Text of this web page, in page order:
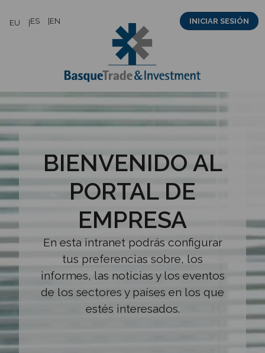
EU ES EN INICIAR SESIÓN
BIENVENIDO AL
PORTAL DE
EMPRESA
En esta intranet podrás configurar
tus preferencias sobre, los
informes, las noticias y los eventos
de los sectores y países en los que
estés interesados.